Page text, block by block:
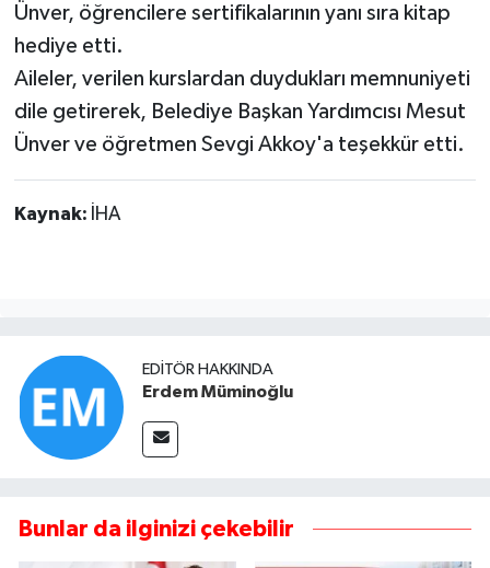
Ünver, öğrencilere sertifikalarının yanı sıra kitap
hediye etti.
Aileler, verilen kurslardan duydukları memnuniyeti
dile getirerek, Belediye Başkan Yardımcısı Mesut
Ünver ve öğretmen Sevgi Akkoy'a teşekkür etti.
Kaynak: İHA
EDITÖR HAKKINDA
Erdem Müminoğlu
Bunlar da ilginizi çekebilir